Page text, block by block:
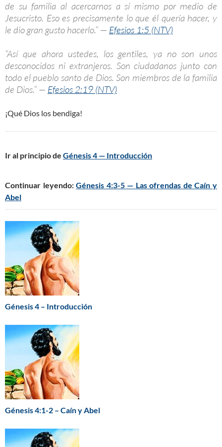
de su familia al acercarnos a sí mismo por medio de
Jesucristo. Eso es precisamente lo que él quería hacer, y
le dio gran gusto hacerlo.” — Efesios 1:5 (NTV)
“Así que ahora ustedes, los gentiles, ya no son unos
desconocidos ni extranjeros. Son ciudadanos junto con
todo el pueblo santo de Dios. Son miembros de la familia
de Dios.” — Efesios 2:19 (NTV)
¡Qué Dios los bendiga!
Ir al principio de Génesis 4 — Introducción
Continuar leyendo:Génesis 4:3-5 — Las ofrendas de Caín y
Abel
Génesis 4 – Introducción
Génesis 4:1-2 – Caín y Abel